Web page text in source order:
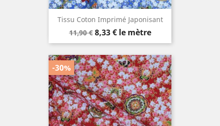
Tissu Coton Imprimé Japonisant
Prix
de
11,90 € Prix
8,33 € le mètre
-30%